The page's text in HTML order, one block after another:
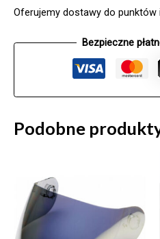
Oferujemy dostawy do
Bezpieczne
Podobne